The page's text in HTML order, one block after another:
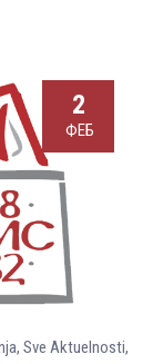
2
ФЕБ
, Sve Aktuelnosti,